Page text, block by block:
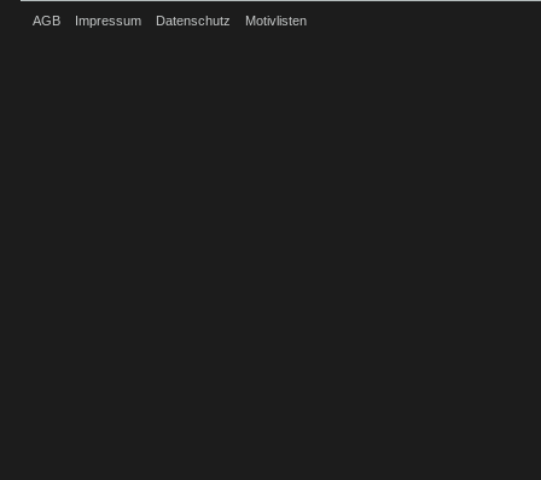
AGB Impressum Datenschutz Motivlisten